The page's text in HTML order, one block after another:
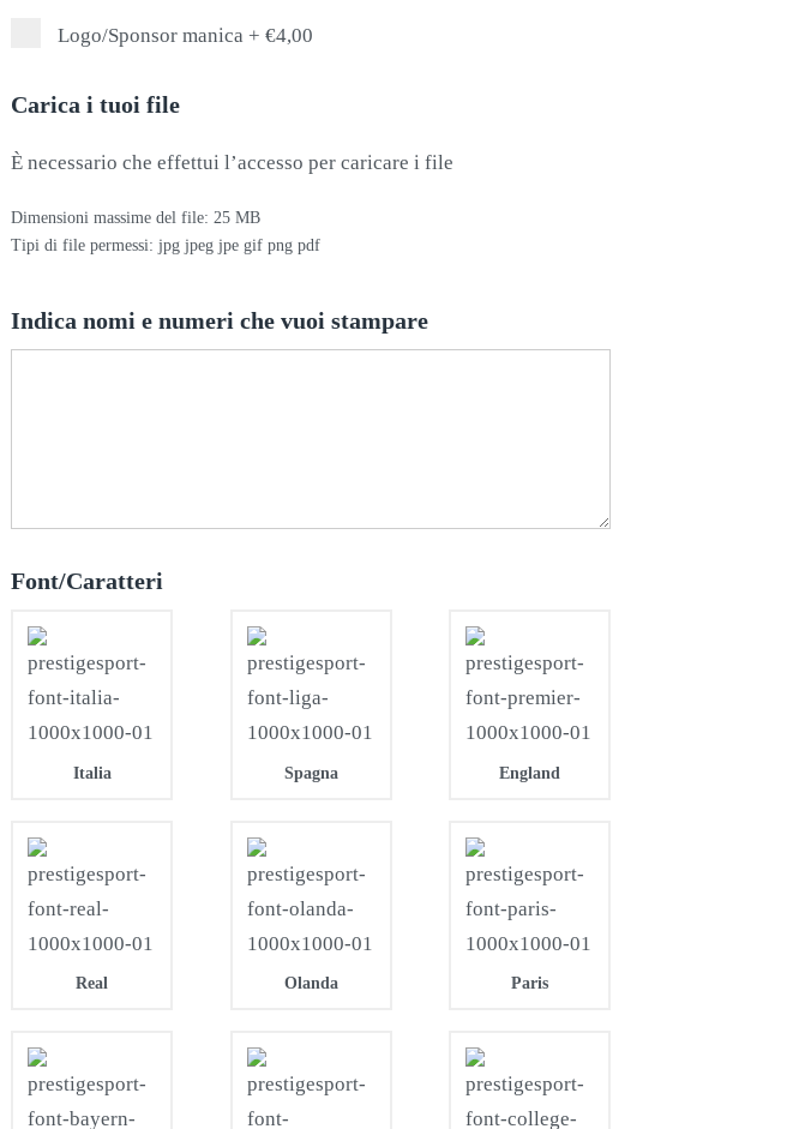
Logo/Sponsor manica + €4,00
Carica i tuoi file
È necessario che effettui l’accesso per caricare i file
Dimensioni massime del file: 25 MB
Tipi di file permessi: jpg jpeg jpe gif png pdf
Indica nomi e numeri che vuoi stampare
Font/Caratteri
Italia Spagna England
Real Olanda Paris